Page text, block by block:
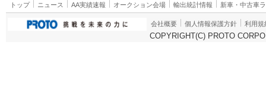
トップ ニュース AA実績速報 オークション会場 輸出統計情報 新車・中古車
会社概要 個人情報保護方針 利用規
COPYRIGHT(C) PROTO